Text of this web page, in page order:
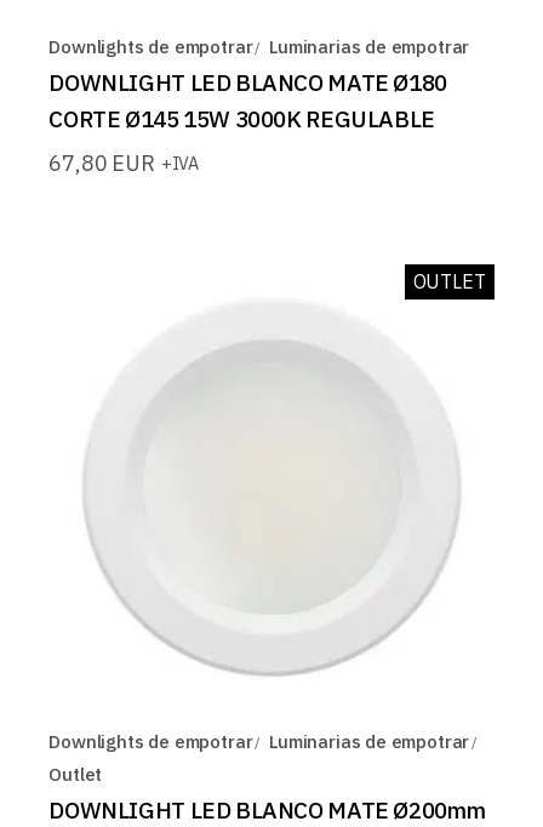
Downlights de empotrar Luminarias de empotrar
DOWNLIGHT LED BLANCO MATE Ø180
CORTE Ø145 15W 3000K REGULABLE
67,80 EUR +IVA
OUTLET
Downlights de empotrar
Luminarias de empotrar
Outlet
DOWNLIGHT LED BLANCO MATE Ø200mm